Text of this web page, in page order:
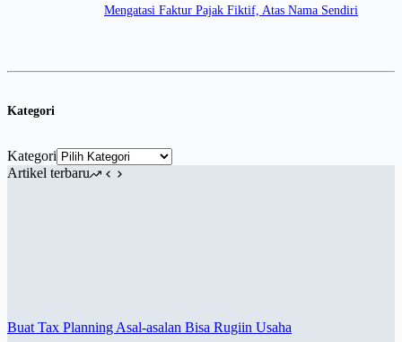
Mengatasi Faktur Pajak Fiktif, Atas Nama Sendiri
Kategori
Kategori
Artikel terbaru
Buat Tax Planning Asal-asalan Bisa Rugiin Usaha